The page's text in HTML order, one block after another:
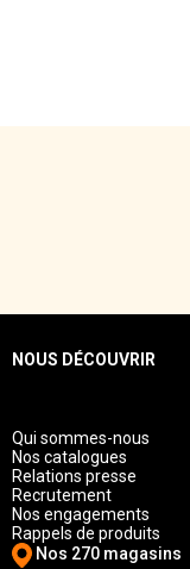
NOUS DÉCOUVRIR
Qui sommes-nous
Nos catalogues
Relations presse
Recrutement
Nos engagements
Rappels de produits
Nos 270 magasins